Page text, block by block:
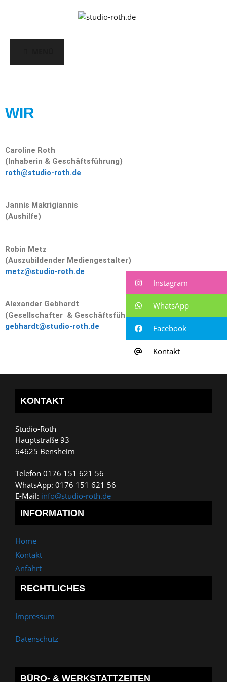
WIR
Caroline Roth
(Inhaberin & Geschäftsführung)
roth@studio-roth.de
Jannis Makrigiannis
(Aushilfe)
Robin Metz
(Auszubildender Mediengestalter)
metz@studio-roth.de
Alexander Gebhardt
(Gesellschafter & Geschäftsführung)
gebhardt@studio-roth.de
KONTAKT
Studio-Roth
Hauptstraße 93
64625 Bensheim
Telefon 0176 151 621 56
WhatsApp: 0176 151 621 56
E-Mail: info@studio-roth.de
INFORMATION
Home
Kontakt
Anfahrt
RECHTLICHES
Impressum
Datenschutz
BÜRO- & WERKSTATTZEITEN
Instagram
WhatsApp
Facebook
Kontakt